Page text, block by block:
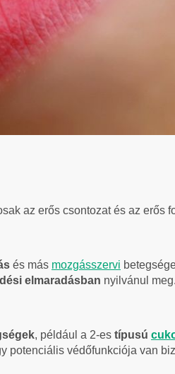
az erős csontozat és az erős
és más mozgásszervi
elmaradásban nyilvánul meg.
, például a 2-es típusú
potenciális védőfunkciója van